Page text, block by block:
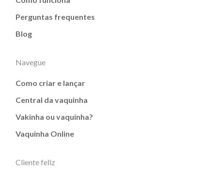
Perguntas frequentes
Blog
Navegue
Como criar e lançar
Central da vaquinha
Vakinha ou vaquinha?
Vaquinha Online
Cliente feliz